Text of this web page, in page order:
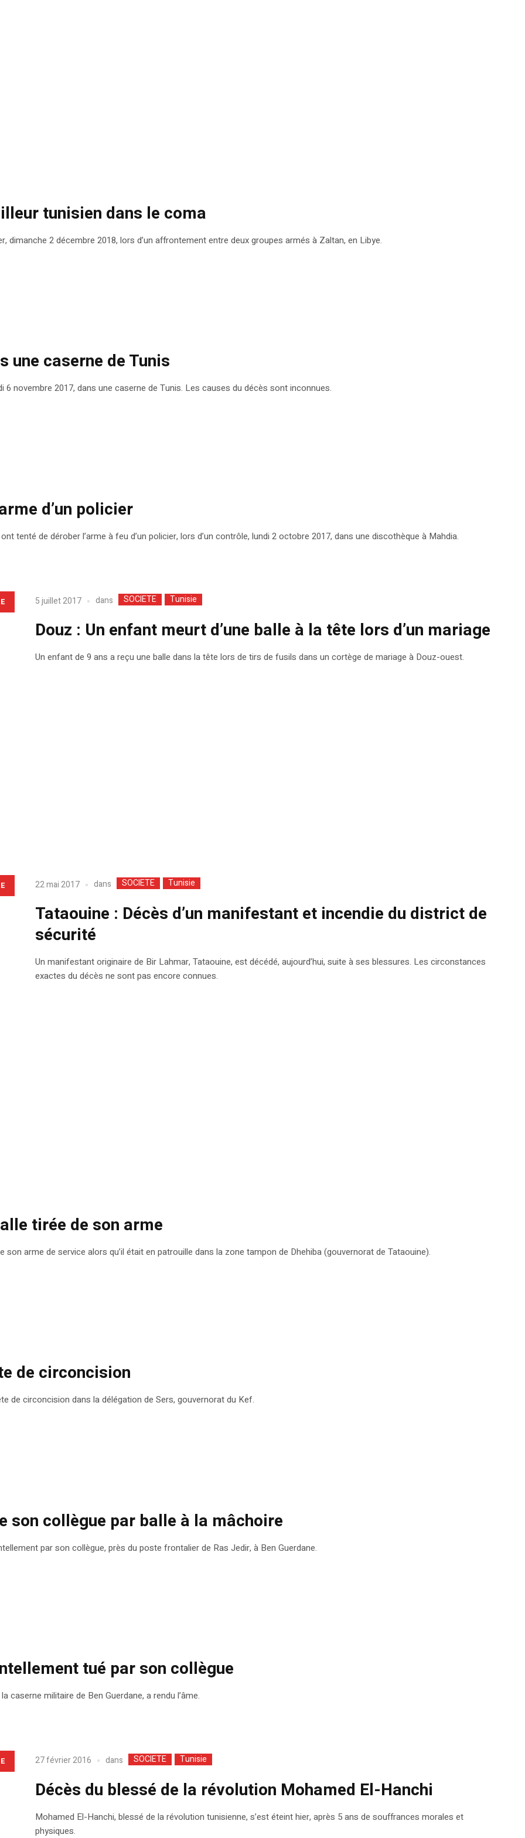
tunisien dans le coma
dimanche 2 décembre 2018, lors d’un affrontement entre deux groupes armés à Zaltan, en Libye.
une caserne de Tunis
6 novembre 2017, dans une caserne de Tunis. Les causes du décès sont inconnues.
d’un policier
tenté de dérober l’arme à feu d’un policier, lors d’un contrôle, lundi 2 octobre 2017, dans une discothèque à Mahdia.
5 juillet 2017 dans SOCIETE Tunisie
Douz : Un enfant meurt d’une balle à la tête lors d’un mariage
Un enfant de 9 ans a reçu une balle dans la tête lors de tirs de fusils dans un cortège de mariage à Douz-ouest.
22 mai 2017 dans SOCIETE Tunisie
Tataouine : Décès d’un manifestant et incendie du district de
sécurité
Un manifestant originaire de Bir Lahmar, Tataouine, est décédé, aujourd’hui, suite à ses blessures. Les circonstances
exactes du décès ne sont pas encore connues.
tirée de son arme
son arme de service alors qu’il était en patrouille dans la zone tampon de Dhehiba (gouvernorat de Tataouine).
de circoncision
de circoncision dans la délégation de Sers, gouvernorat du Kef.
son collègue par balle à la mâchoire
par son collègue, près du poste frontalier de Ras Jedir, à Ben Guerdane.
tué par son collègue
militaire de Ben Guerdane, a rendu l’âme.
27 février 2016 dans SOCIETE Tunisie
Décès du blessé de la révolution Mohamed El-Hanchi
Mohamed El-Hanchi, blessé de la révolution tunisienne, s’est éteint hier, après 5 ans de souffrances morales et
physiques.